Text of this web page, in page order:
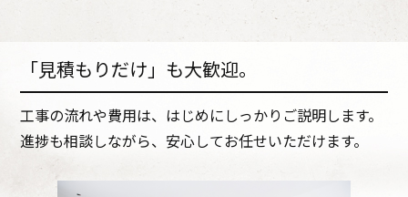
「見積もりだけ」も大歓迎。
工事の流れや費用は、はじめにしっかりご説明します。
進捗も相談しながら、安心してお任せいただけます。